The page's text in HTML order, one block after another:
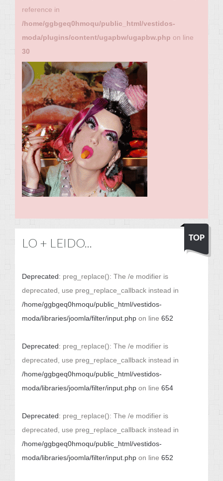
reference in
/home/ggbgeq0hmoqu/public_html/vestidos-
moda/plugins/content/ugapbw/ugapbw.php on line
30
LO + LEIDO...
Deprecated: preg_replace(): The /e modifier is
deprecated, use preg_replace_callback instead in
/home/ggbgeq0hmoqu/public_html/vestidos-
moda/libraries/joomla/filter/input.php on line 652
Deprecated: preg_replace(): The /e modifier is
deprecated, use preg_replace_callback instead in
/home/ggbgeq0hmoqu/public_html/vestidos-
moda/libraries/joomla/filter/input.php on line 654
Deprecated: preg_replace(): The /e modifier is
deprecated, use preg_replace_callback instead in
/home/ggbgeq0hmoqu/public_html/vestidos-
moda/libraries/joomla/filter/input.php on line 652